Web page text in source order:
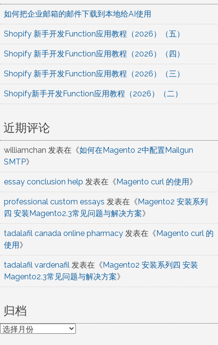
如何把企业邮箱的邮件下载到本地给AI使用
Shopify 新手开发Function应用教程（2026）（五）
Shopify 新手开发Function应用教程（2026）（四）
Shopify 新手开发Function应用教程（2026）（三）
Shopify新手开发Function应用教程（2026）（二）
近期评论
williamchan 发表在《如何在Magento 2中配置Mailgun
SMTP》
essay conclusion help 发表在《Magento curl 的使用》
professional custom essays 发表在《Magento2 安装系列
四 安装Magento2.3常见问题与解决方案》
tadalafil canada online pharmacy 发表在《Magento curl 的
使用》
tadalafil vardenafil 发表在《Magento2 安装系列四 安装
Magento2.3常见问题与解决方案》
归档
归